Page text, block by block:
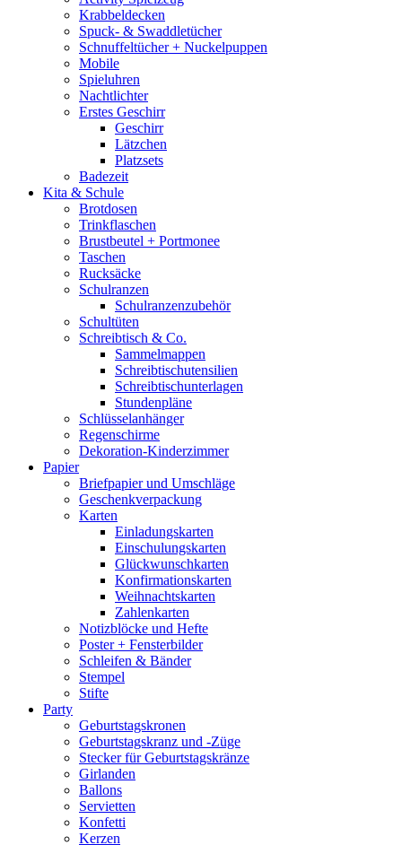
Krabbeldecken
Spuck- & Swaddletücher
Schnuffeltücher + Nuckelpuppen
Mobile
Spieluhren
Nachtlichter
Erstes Geschirr
Geschirr
Lätzchen
Platzsets
Badezeit
Kita & Schule
Brotdosen
Trinkflaschen
Brustbeutel + Portmonee
Taschen
Rucksäcke
Schulranzen
Schulranzenzubehör
Schultüten
Schreibtisch & Co.
Sammelmappen
Schreibtischutensilien
Schreibtischunterlagen
Stundenpläne
Schlüsselanhänger
Regenschirme
Dekoration-Kinderzimmer
Papier
Briefpapier und Umschläge
Geschenkverpackung
Karten
Einladungskarten
Einschulungskarten
Glückwunschkarten
Konfirmationskarten
Weihnachtskarten
Zahlenkarten
Notizblöcke und Hefte
Poster + Fensterbilder
Schleifen & Bänder
Stempel
Stifte
Party
Geburtstagskronen
Geburtstagskranz und -Züge
Stecker für Geburtstagskränze
Girlanden
Ballons
Servietten
Konfetti
Kerzen